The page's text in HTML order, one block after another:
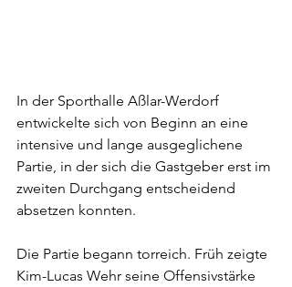
In der Sporthalle Aßlar-Werdorf
entwickelte sich von Beginn an eine
intensive und lange ausgeglichene
Partie, in der sich die Gastgeber erst im
zweiten Durchgang entscheidend
absetzen konnten.
Die Partie begann torreich. Früh zeigte
Kim-Lucas Wehr seine Offensivstärke